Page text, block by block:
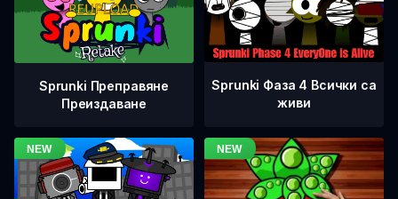
Sprunki Преправяне
Преиздаване
Sprunki Фаза 4 Всички са
живи